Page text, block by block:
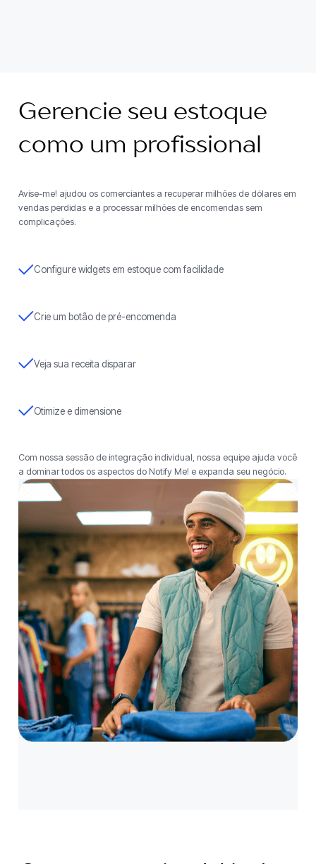
Gerencie seu estoque
como um profissional
Avise-me! ajudou os comerciantes a recuperar milhões de dólares em
vendas perdidas e a processar milhões de encomendas sem
complicações.
Configure widgets em estoque com facilidade
Crie um botão de pré-encomenda
Veja sua receita disparar
Otimize e dimensione
Com nossa sessão de integração individual, nossa equipe ajuda você
a dominar todos os aspectos do Notify Me! e expanda seu negócio.